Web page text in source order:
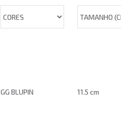
GG BLUPIN 11.5 cm